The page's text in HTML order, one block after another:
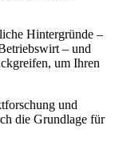
Hintergründe –
– und
um Ihren
und
die Grundlage für